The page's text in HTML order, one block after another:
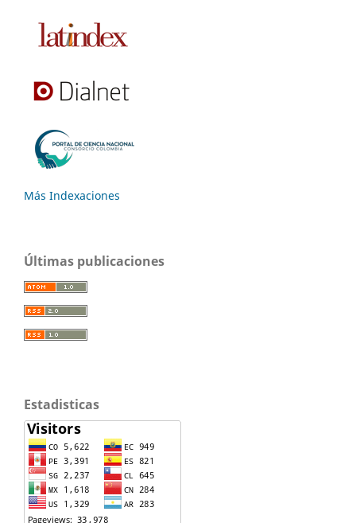
Más Indexaciones
Últimas publicaciones
Estadisticas